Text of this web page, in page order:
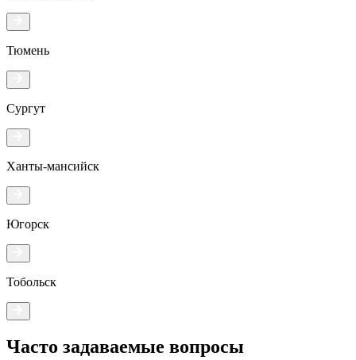
Тюмень
Сургут
Ханты-мансийск
Югорск
Тобольск
Часто задаваемые вопросы